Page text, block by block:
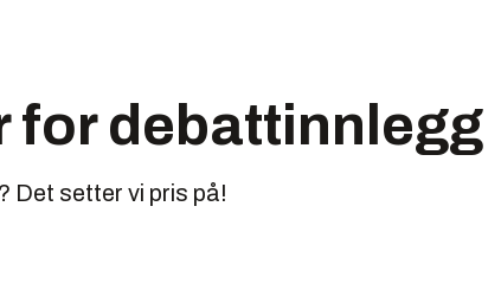
for debattinnlegg
Det setter vi pris på!